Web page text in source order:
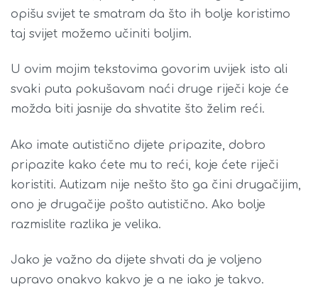
opišu svijet te smatram da što ih bolje koristimo
taj svijet možemo učiniti boljim.
U ovim mojim tekstovima govorim uvijek isto ali
svaki puta pokušavam naći druge riječi koje će
možda biti jasnije da shvatite što želim reći.
Ako imate autistično dijete pripazite, dobro
pripazite kako ćete mu to reći, koje ćete riječi
koristiti. Autizam nije nešto što ga čini drugačijim,
ono je drugačije pošto autistično. Ako bolje
razmislite razlika je velika.
Jako je važno da dijete shvati da je voljeno
upravo onakvo kakvo je a ne iako je takvo.